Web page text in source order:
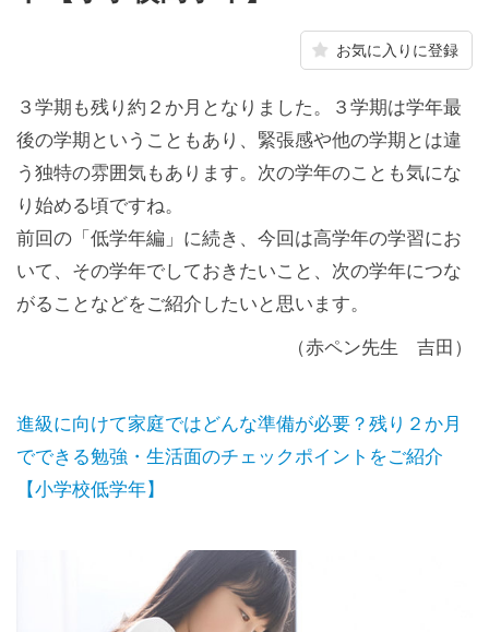
お気に入りに登録
３学期も残り約２か月となりました。３学期は学年最
後の学期ということもあり、緊張感や他の学期とは違
う独特の雰囲気もあります。次の学年のことも気にな
り始める頃ですね。
前回の「低学年編」に続き、今回は高学年の学習にお
いて、その学年でしておきたいこと、次の学年につな
がることなどをご紹介したいと思います。
（赤ペン先生 吉田）
進級に向けて家庭ではどんな準備が必要？残り２か月
でできる勉強・生活面のチェックポイントをご紹介
【小学校低学年】